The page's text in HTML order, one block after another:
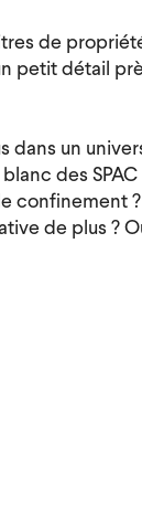
de
petit détail
dans un
des
confinement
de plus ?